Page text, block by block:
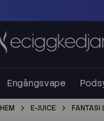
Engångsvape
HEM E-JUICE FANTASI